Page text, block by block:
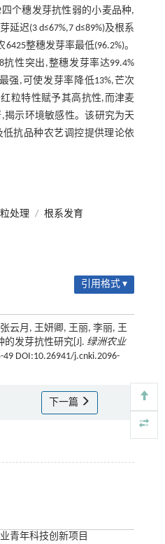
四个穗发芽抗性弱的小麦品种,
迟(3 d≤67%,7 d≤89%)及根系
整穗发芽率最低(96.2%)。
抗性突出,整穗发芽率达99.4%
强,可使发芽率降低13%,芒次
粒特性赋予其高抗性,而津麦
揭示环境敏感性。该研究为天
抗品种农艺调控提供理论依
处理 / 根系发育
引用格式 ▾
云月, 王妍卿, 王丽, 李丽, 王
的发芽抗性研究[J]. 绿洲农业
49 DOI:10.26941/j.cnki.2096-
下一篇
青年科技创新项目